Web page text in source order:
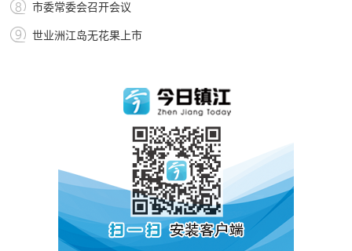
市委常委会召开会议
世业洲江岛无花果上市